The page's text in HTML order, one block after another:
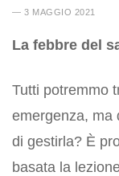
― 3 MAGGIO 2021
La febbre del
Tutti potremmo
emergenza, ma
di gestirla? È
basata la